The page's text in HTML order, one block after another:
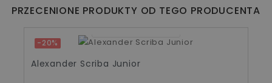
PRZECENIONE PRODUKTY OD TEGO PRODUCENTA
-20%
Alexander Scriba Junior